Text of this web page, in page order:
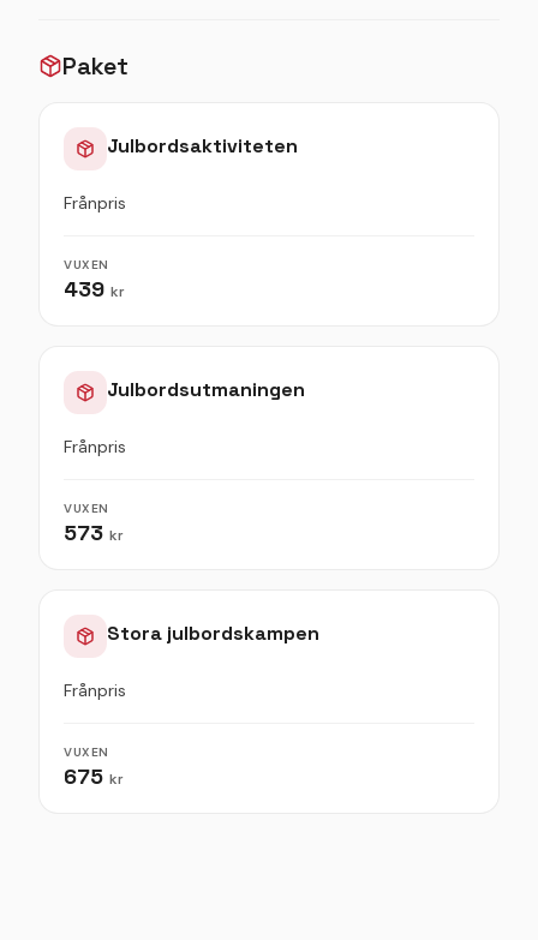
Paket
Julbordsaktiviteten
Frånpris
VUXEN
439 kr
Julbordsutmaningen
Frånpris
VUXEN
573 kr
Stora julbordskampen
Frånpris
VUXEN
675 kr